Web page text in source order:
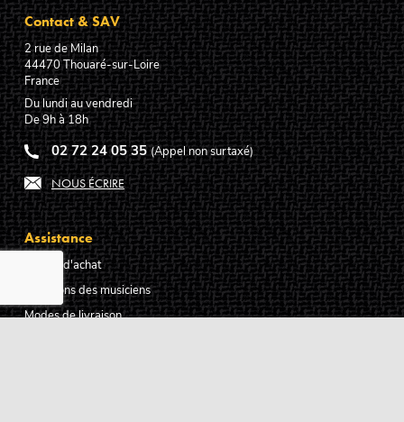
Contact & SAV
2 rue de Milan
44470Thouaré-sur-Loire
France
Du lundi au vendredi
De 9h à 18h
02 72 24 05 35 (Appel non surtaxé)
NOUS ÉCRIRE
Assistance
Guides d'achat
Questions des musiciens
Modes de livraison